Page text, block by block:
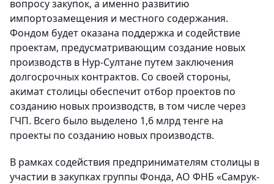
вопросу закупок, а именно развитию
импортозамещения и местного содержания.
Фондом будет оказана поддержка и содействие
проектам, предусматривающим создание новых
производств в Нур-Султане путем заключения
долгосрочных контрактов. Со своей стороны,
акимат столицы обеспечит отбор проектов по
созданию новых производств, в том числе через
ГЧП. Всего было выделено 1,6 млрд тенге на
проекты по созданию новых производств.
В рамках содействия предпринимателям столицы в
участии в закупках группы Фонда, АО ФНБ «Самрук-